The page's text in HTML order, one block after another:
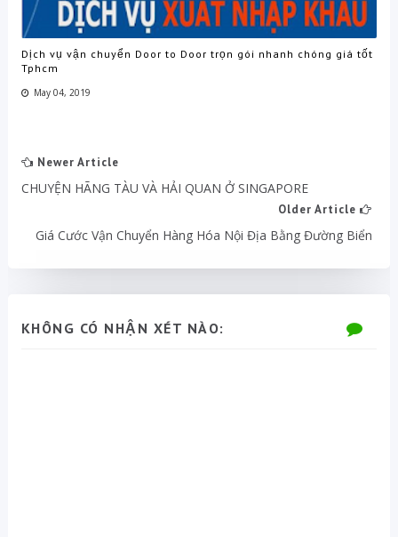
Dịch vụ vận chuyển Door to Door trọn gói nhanh chóng giá tốt
Tphcm
May 04, 2019
Newer Article
CHUYỆN HÃNG TÀU VÀ HẢI QUAN Ở SINGAPORE
Older Article
Giá Cước Vận Chuyển Hàng Hóa Nội Địa Bằng Đường Biển
KHÔNG CÓ NHẬN XÉT NÀO: